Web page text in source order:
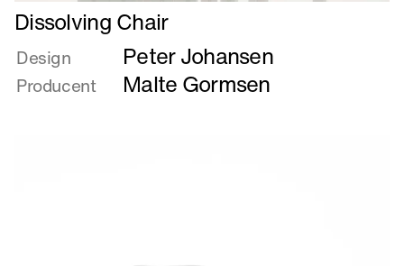
Læs
mere
om
Dissolving
Chair
Dissolving Chair
Design Peter Johansen
Producent Malte Gormsen